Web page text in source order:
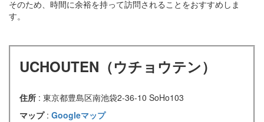
そのため、時間に余裕を持って訪問されることをおすすめしま
す。
UCHOUTEN（ウチョウテン）
住所 : 東京都豊島区南池袋2-36-10 SoHo103
マップ : Googleマップ